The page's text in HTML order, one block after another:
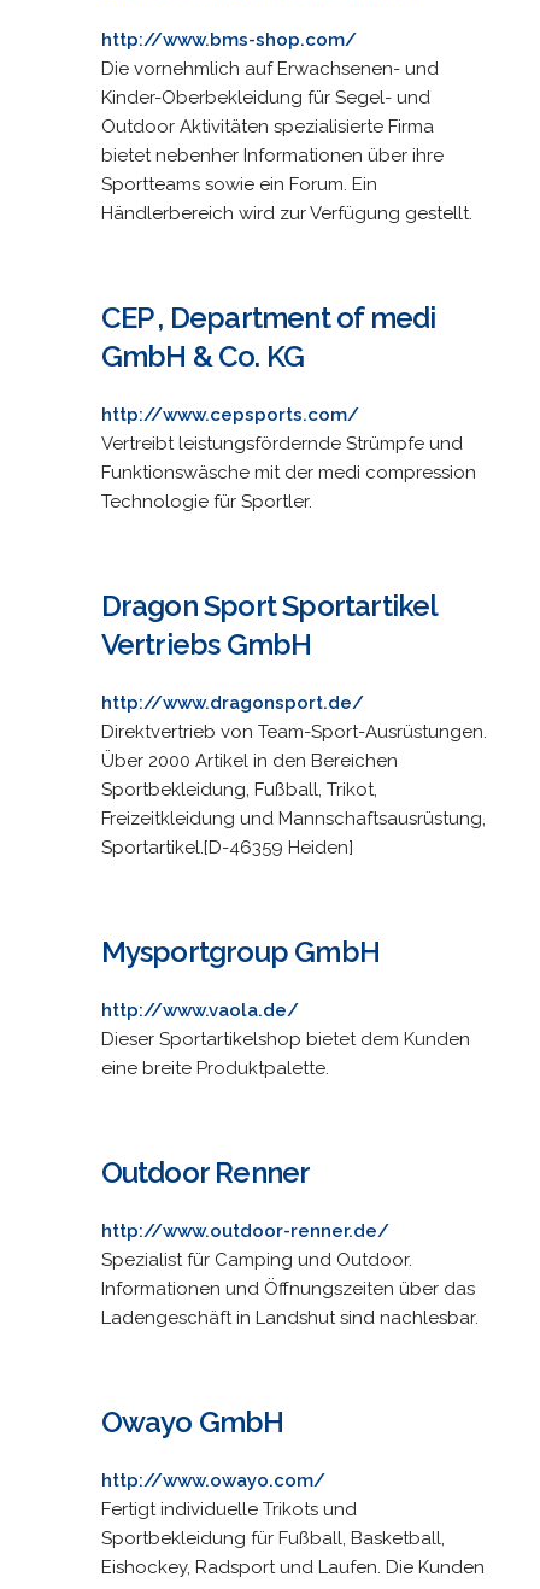
http://www.bms-shop.com/
Die vornehmlich auf Erwachsenen- und
Kinder-Oberbekleidung für Segel- und
Outdoor Aktivitäten spezialisierte Firma
bietet nebenher Informationen über ihre
Sportteams sowie ein Forum. Ein
Händlerbereich wird zur Verfügung gestellt.
CEP , Department of medi
GmbH & Co. KG
http://www.cepsports.com/
Vertreibt leistungsfördernde Strümpfe und
Funktionswäsche mit der medi compression
Technologie für Sportler.
Dragon Sport Sportartikel
Vertriebs GmbH
http://www.dragonsport.de/
Direktvertrieb von Team-Sport-Ausrüstungen.
Über 2000 Artikel in den Bereichen
Sportbekleidung, Fußball, Trikot,
Freizeitkleidung und Mannschaftsausrüstung,
Sportartikel.[D-46359 Heiden]
Mysportgroup GmbH
http://www.vaola.de/
Dieser Sportartikelshop bietet dem Kunden
eine breite Produktpalette.
Outdoor Renner
http://www.outdoor-renner.de/
Spezialist für Camping und Outdoor.
Informationen und Öffnungszeiten über das
Ladengeschäft in Landshut sind nachlesbar.
Owayo GmbH
http://www.owayo.com/
Fertigt individuelle Trikots und
Sportbekleidung für Fußball, Basketball,
Eishockey, Radsport und Laufen. Die Kunden